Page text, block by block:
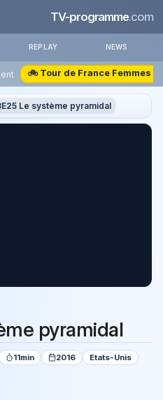
TV-programme.com
REPLAY NEWS
🚲 Tour de France Femmes
Le système pyramidal
pyramidal
11min 2016 Etats-Unis